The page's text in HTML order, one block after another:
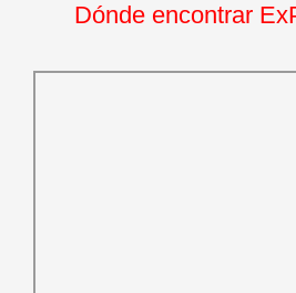
Dónde encontrar